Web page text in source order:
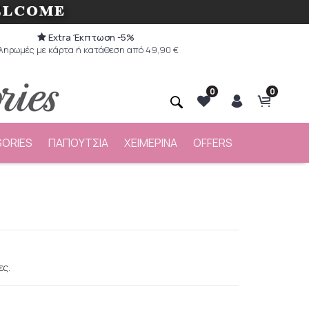
Extra Έκπτωση -5%
με κάρτα ή κατάθεση από 49,90 €
0
0
ΠΑΠΟΥΤΣΙΑ ΧΕΙΜΕΡΙΝΑ OFFERS